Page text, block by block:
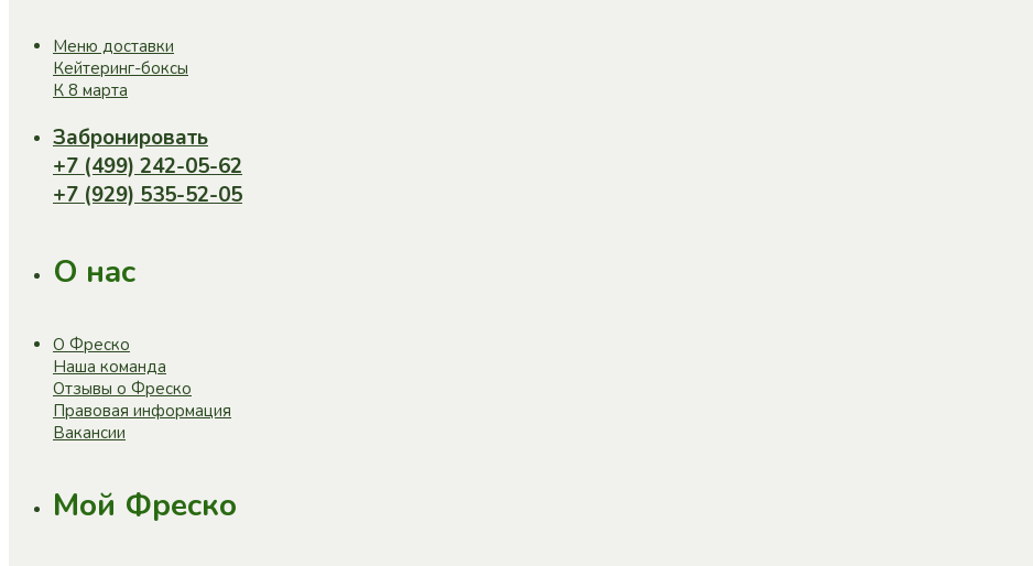
Меню доставки
Кейтеринг-боксы
К 8 марта
Забронировать
+7 (499) 242-05-62
+7 (929) 535-52-05
О нас
О Фреско
Наша команда
Отзывы о Фреско
Правовая информация
Вакансии
Мой Фреско